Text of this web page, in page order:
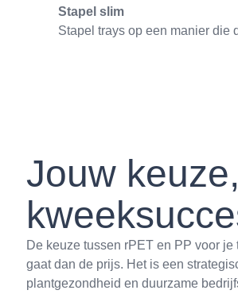
Stapel slim
Stapel trays op een manier die
Jouw
De keuze tussen rPET en PP voor
gaat dan de prijs. Het is een
plantgezondheid en duurzame